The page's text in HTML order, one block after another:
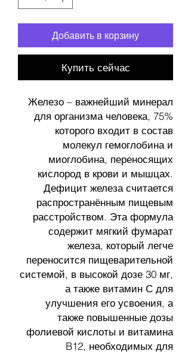
Добавить в корзину
Купить сейчас
Железо – важнейший минерал
для организма человека, 75%
которого входит в состав
молекул гемоглобина и
миоглобина, переносящих
кислород в крови и мышцах.
Дефицит железа считается
распространённым пищевым
расстройством. Эта формула
содержит мягкий фумарат
железа, который легче
переносится пищеварительной
системой, в высокой дозе 30 мг,
а также витамин С для
улучшения его усвоения, а
также повышенные дозы
фолиевой кислоты и витамина
B12, необходимых для